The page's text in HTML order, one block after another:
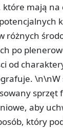
które mają na
różnych
po
od
\n\nW
sprzęt
aby
który